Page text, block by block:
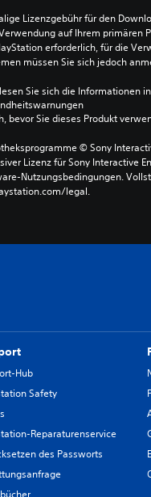
Lizenzgebühr für den
auf Ihrem primären
erforderlich, für die
müssen Sie sich jedoch
Sie sich die Informationen
bevor Sie dieses Produkt
© Sony
Lizenz für Sony Interactive
Nutzungsbedingungen.
legal.
Hub
Safety
Reparaturenservice
des Passworts